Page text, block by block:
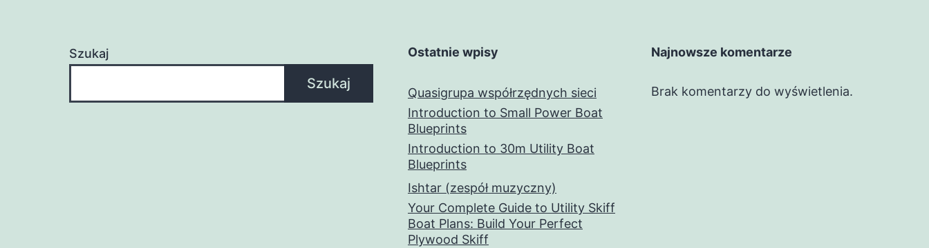
Szukaj
Szukaj
Ostatnie wpisy
Quasigrupa współrzędnych sieci
Introduction to Small Power Boat
Blueprints
Introduction to 30m Utility Boat
Blueprints
Ishtar (zespół muzyczny)
Your Complete Guide to Utility Skiff
Boat Plans: Build Your Perfect
Plywood Skiff
Najnowsze komentarze
Brak komentarzy do wyświetlenia.